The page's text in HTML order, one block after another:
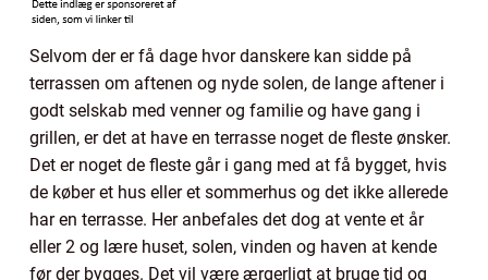
Selvom der er få dage hvor danskere kan sidde på
terrassen om aftenen og nyde solen, de lange aftener i
godt selskab med venner og familie og have gang i
grillen, er det at have en terrasse noget de fleste ønsker.
Det er noget de fleste går i gang med at få bygget, hvis
de køber et hus eller et sommerhus og det ikke allerede
har en terrasse. Her anbefales det dog at vente et år
eller 2 og lære huset, solen, vinden og haven at kende
før der bygges. Det vil være ærgerligt at bruge tid og